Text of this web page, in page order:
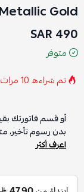
Gold
490 SAR
متوفر
تم شراءه10مرات
أو قسم فاتورتك
بدون رسوم تأخير،
اعرف أكثر